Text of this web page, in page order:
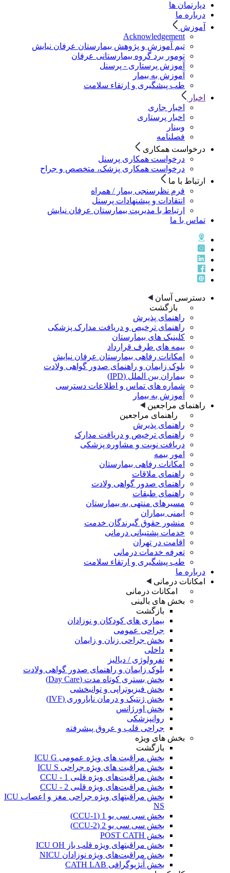
دپارتمان ها
درباره ما
آموزش
Acknowledgement
تیم آموزش و پژوهش بیمارستان عرفان نیایش
تومور برد گروه بیمارستانی عرفان
آموزش پرستاری - پرسنل
آموزش به بیمار
طب پیشگیری و ارتقاء سلامت
اخبار
اخبار جاری
اخبار پرستاری
وبینار
فصلنامه
درخواست همکاری
درخواست همکاری پرسنل
درخواست همکاری پزشک، متخصص و جراح
ارتباط با ما
فرم نظرسنجی بیمار / همراه
انتقادات و پیشنهادات پرسنل
ارتباط با مدیریت بیمارستان عرفان نیایش
تماس با ما
دسترسی آسان
بازگشت
راهنمای پذيرش
راهنمای ترخيص و دريافت مدارک پزشکی
کلینیک های بیمارستان
بیمه های طرف قرارداد
امکانات رفاهی بیمارستان عرفان نیایش
بلوک زایمان و راهنمای صدور گواهی ولادت
بیماران بین الملل (IPD)
شماره های تماس و اطلاعات دسترسی
آموزش به بیمار
راهنمای مراجعین
راهنمای مراجعین
راهنمای پذیرش
راهنمای ترخیص و دریافت مدارک
دریافت نوبت و مشاوره پزشکی
امور بیمه
امکانات رفاهی بیمارستان
راهنمای ملاقات
راهنمای صدور گواهی ولادت
راهنمای طبقات
مسیرهای منتهی به بیمارستان
ایمنی بیماران
منشور حقوق گیرندگان خدمت
خدمات پشتیبانی درمانی
اقامت در تهران
تعرفه خدمات درمانی
طب پیشگیری و ارتقاء سلامت
درباره ما
امکانات درمانی
امکانات درمانی
بخش های بالینی
بازگشت
بیماری های کودکان و نوزادان
جراحی عمومی
بخش جراحی زنان و زایمان
داخلی
نفرولوژی / دیالیز
بلوک زایمان و راهنمای صدور گواهی ولادت
بخش بستری کوتاه مدت (Day Care)
بخش فیزیوتراپی و توانبخشی
بخش ژنتیک و درمان ناباروری (IVF)
بخش اورژانس
روانپزشکی
جراحی قلب و عروق پیشرفته
بخش های ویژه
بازگشت
بخش مراقبت های ویژه عمومی ICU G
بخش مراقبت های ویژه جراحی ICU S
بخش مراقبت‌های ویژه قلبی CCU - 1
بخش مراقبت‌های ویژه قلبی CCU - 2
بخش مراقبتهای ویژه جراحی مغز و اعصاب ICU
NS
بخش سی سی یو 1 (CCU-1)
بخش سی سی یو 2 (CCU-2)
بخش POST CATH
بخش مراقبتهای ویژه قلب باز ICU OH
بخش مراقبت‌های ویژه نوزادان NICU
بخش آنژیوگرافی CATH LAB